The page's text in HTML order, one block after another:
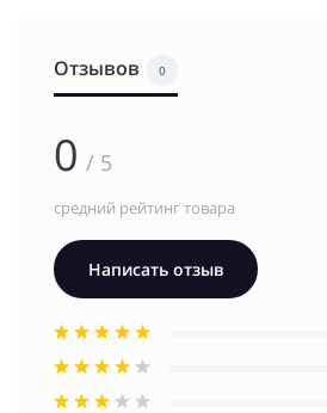
Отзывов 0
0 / 5
средний рейтинг товара
Написать отзыв